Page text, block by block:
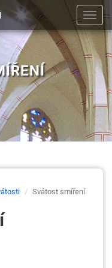
Svátost smíření